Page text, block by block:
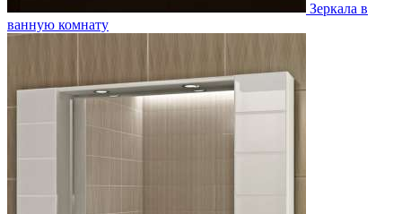
Зеркала в
ванную комнату